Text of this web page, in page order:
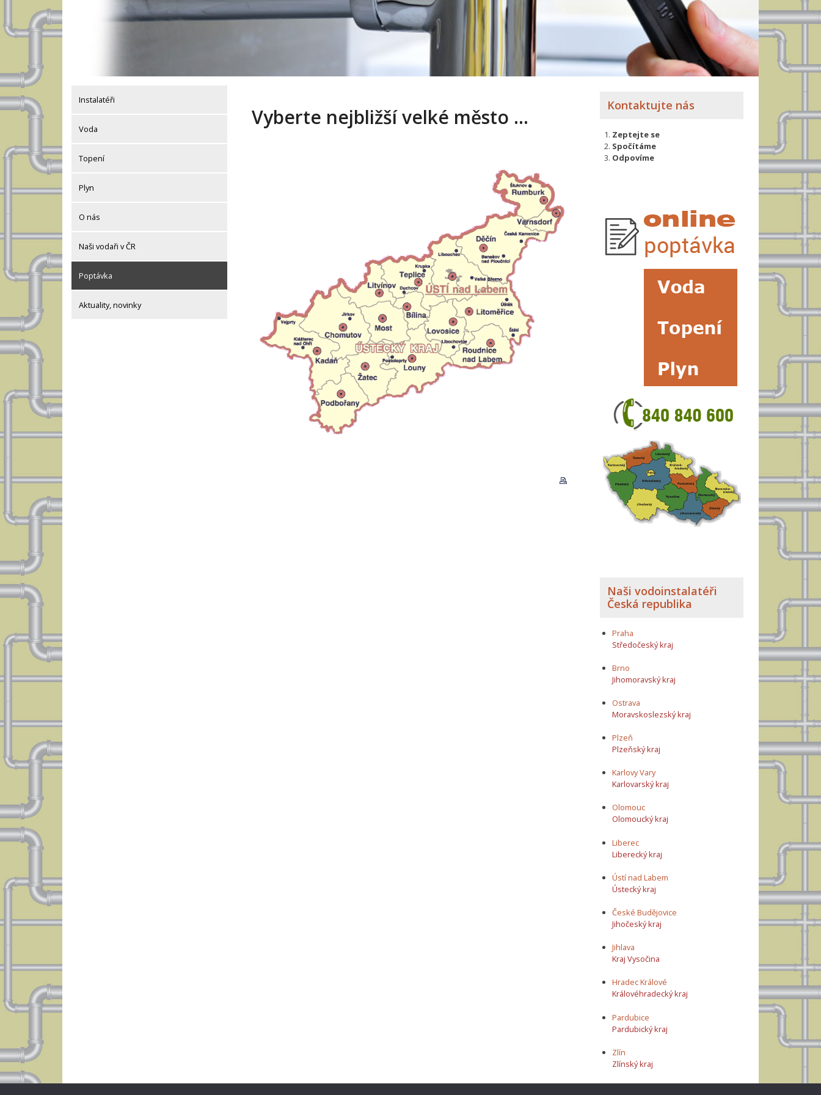
Instalatéři
Voda
Topení
Plyn
O nás
Naši vodaři v ČR
Poptávka
Aktuality, novinky
Vyberte nejbližší velké město … Kontaktujte nás
Zeptejte se
Spočítáme
Odpovíme
Naši vodoinstalatéři
Česká republika
Praha
Středočeský kraj
Brno
Jihomoravský kraj
Ostrava
Moravskoslezský kraj
Plzeň
Plzeňský kraj
Karlovy Vary
Karlovarský kraj
Olomouc
Olomoucký kraj
Liberec
Liberecký kraj
Ústí nad Labem
Ústecký kraj
České Budějovice
Jihočeský kraj
Jihlava
Kraj Vysočina
Hradec Králové
Královéhradecký kraj
Pardubice
Pardubický kraj
Zlín
Zlínský kraj